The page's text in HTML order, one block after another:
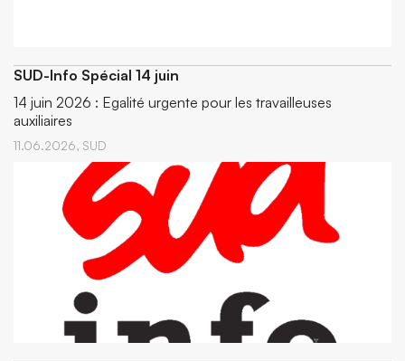
SUD-Info Spécial 14 juin
14 juin 2026 : Egalité urgente pour les travailleuses
auxiliaires
11.06.2026, SUD